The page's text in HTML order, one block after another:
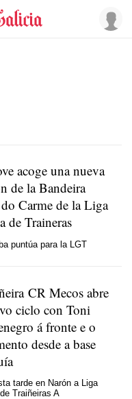
acoge una nueva
de la Bandeira
Carme de la Liga
de Traineras
puntúa para la LGT
CR Mecos abre
ciclo con Toni
á fronte e o
desde a base
tarde en Narón a Liga
Traiñeiras A